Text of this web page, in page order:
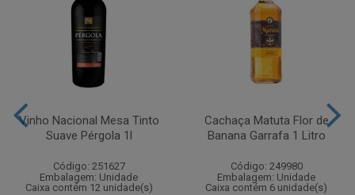
Vinho Nacional Mesa Tinto
Suave Pérgola 1l
Código: 251627
Embalagem: Unidade
Caixa contém 12 unidade(s)
Cachaça Matuta Flor de
Banana Garrafa 1 Litro
Código: 249980
Embalagem: Unidade
Caixa contém 6 unidade(s)